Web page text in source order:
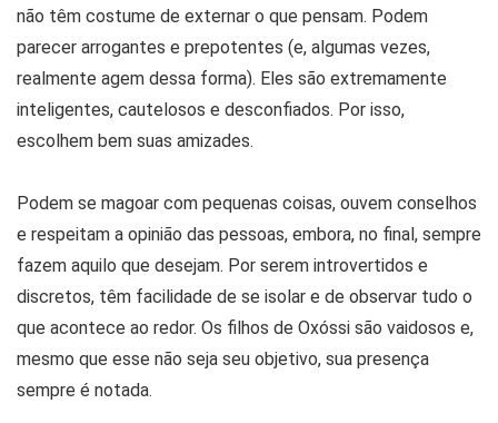
não têm costume de externar o que pensam. Podem
parecer arrogantes e prepotentes (e, algumas vezes,
realmente agem dessa forma). Eles são extremamente
inteligentes, cautelosos e desconfiados. Por isso,
escolhem bem suas amizades.
Podem se magoar com pequenas coisas, ouvem conselhos
e respeitam a opinião das pessoas, embora, no final, sempre
fazem aquilo que desejam. Por serem introvertidos e
discretos, têm facilidade de se isolar e de observar tudo o
que acontece ao redor. Os filhos de Oxóssi são vaidosos e,
mesmo que esse não seja seu objetivo, sua presença
sempre é notada.